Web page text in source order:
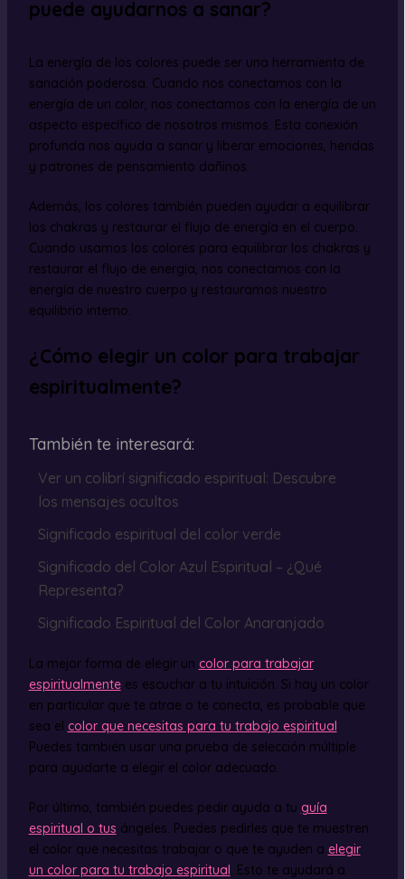
puede ayudarnos a sanar?
La energía de los colores puede ser una herramienta de
sanación poderosa. Cuando nos conectamos con la
energía de un color, nos conectamos con la energía de un
aspecto específico de nosotros mismos. Esta conexión
profunda nos ayuda a sanar y liberar emociones, heridas
y patrones de pensamiento dañinos.
Además, los colores también pueden ayudar a equilibrar
los chakras y restaurar el flujo de energía en el cuerpo.
Cuando usamos los colores para equilibrar los chakras y
restaurar el flujo de energía, nos conectamos con la
energía de nuestro cuerpo y restauramos nuestro
equilibrio interno.
¿Cómo elegir un color para trabajar
espiritualmente?
También te interesará:
Ver un colibrí significado espiritual: Descubre
los mensajes ocultos
Significado espiritual del color verde
Significado del Color Azul Espiritual – ¿Qué
Representa?
Significado Espiritual del Color Anaranjado
La mejor forma de elegir un color para trabajar
espiritualmentees escuchar a tu intuición. Si hay un color
en particular que te atrae o te conecta, es probable que
sea el color que necesitas para tu trabajo espiritual.
Puedes también usar una prueba de selección múltiple
para ayudarte a elegir el color adecuado.
Por último, también puedes pedir ayuda a tu guía
espiritual o tus ángeles. Puedes pedirles que te muestren
el color que necesitas trabajar o que te ayuden a elegir
un color para tu trabajo espiritual. Esto te ayudará a